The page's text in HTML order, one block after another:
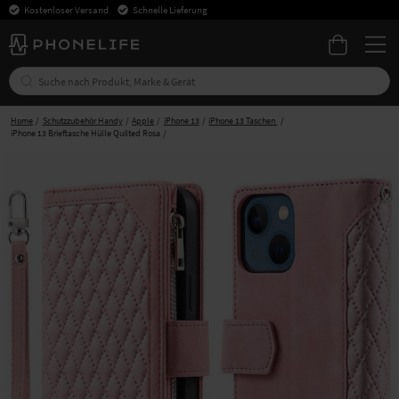
Kostenloser Versand Schnelle Lieferung
Home Schutzzubehör Handy Apple iPhone 13
iPhone 13 Taschen
iPhone 13 Brieftasche Hülle Quilted Rosa